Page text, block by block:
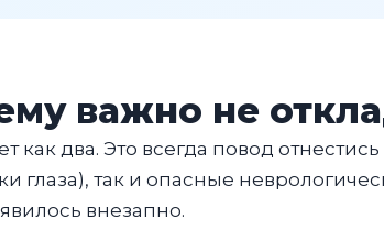
важно не
два. Это всегда повод отнестись
так и опасные
внезапно.